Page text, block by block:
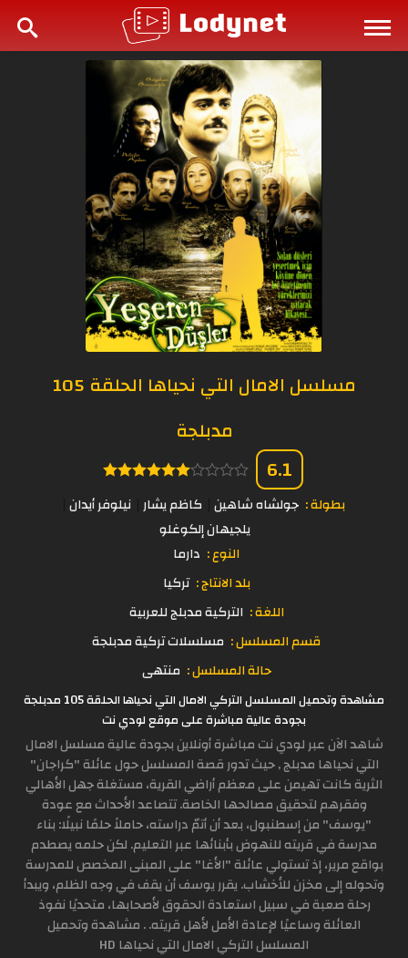
مسلسل الامال التي نحياها الحلقة 105
مدبلجة
6.1
بطولة : جولشاه شاهين كاظم يشار نيلوفر أيدان
يلجيهان إلكوغلو
النوع : دارما
بلد الانتاج : تركيا
اللغة : التركية مدبلج للعربية
قسم المسلسل : مسلسلات تركية مدبلجة
حالة المسلسل : منتهى
مشاهدة وتحميل المسلسل التركي الامال التي نحياها الحلقة 105 مدبلجة
بجودة عالية مباشرة على موقع لودي نت
شاهد الآن عبر لودي نت مباشرة أونلاين بجودة عالية مسلسل الامال
التي نحياها مدبلج , حيث تدور قصة المسلسل حول عائلة "كراجان"
الثرية كانت تهيمن على معظم أراضي القرية، مستغلة جهل الأهالي
وفقرهم لتحقيق مصالحها الخاصة. تتصاعد الأحداث مع عودة
"يوسف" من إسطنبول، بعد أن أتمّ دراسته، حاملاً حلمًا نبيلًا: بناء
مدرسة في قريته للنهوض بأبنائها عبر التعليم. لكن حلمه يصطدم
بواقع مرير، إذ تستولي عائلة "الأغا" على المبنى المخصص للمدرسة
وتحوله إلى مخزن للأخشاب. يقرر يوسف أن يقف في وجه الظلم، ويبدأ
رحلة صعبة في سبيل استعادة الحقوق لأصحابها، متحديًا نفوذ
العائلة وساعيًا لإعادة الأمل لأهل قريته. . مشاهدة وتحميل
المسلسل التركي الامال التي نحياها HD